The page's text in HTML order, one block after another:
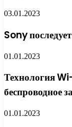
03.01.2023
Sony
01.01.2023
Технология
беспроводное
01.01.2023